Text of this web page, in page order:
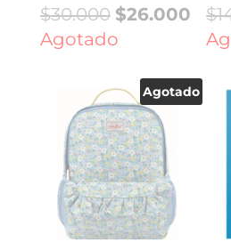
$30.000 El
precio
era:
$30.000.
$26.000El
es:
Agotado
$
Agotado